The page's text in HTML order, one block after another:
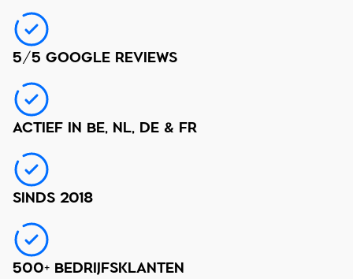
5/5 GOOGLE REVIEWS
ACTIEF IN BE, NL, DE & FR
SINDS 2018
500+ BEDRIJFSKLANTEN